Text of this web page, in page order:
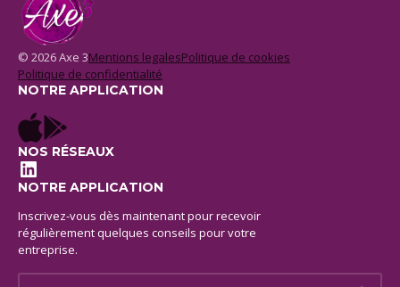
© 2026 Axe 3Mentions legalesPolitique de cookies
Politique de confidentialité
NOTRE APPLICATION
NOS RÉSEAUX
LinkedIn
NOTRE APPLICATION
Inscrivez-vous dès maintenant pour recevoir
régulièrement quelques conseils pour votre
entreprise.